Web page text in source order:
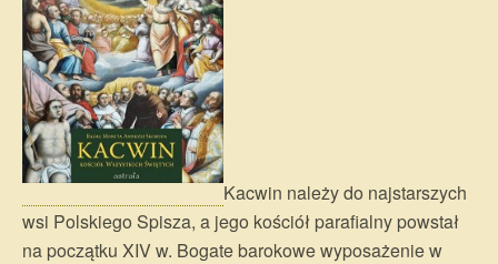
Kacwin należy do najstarszych
wsi Polskiego Spisza, a jego kościół parafialny powstał
na początku XIV w. Bogate barokowe wyposażenie w